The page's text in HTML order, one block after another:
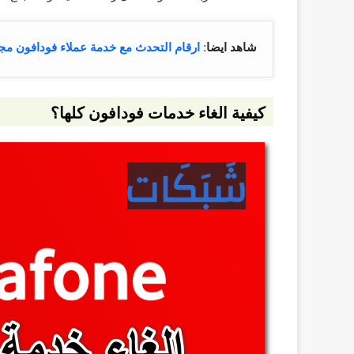
شاهد ايضا: ارقام التحدث مع خدمة عملاء فودافون
كيفية الغاء خدمات فودافون كلها؟